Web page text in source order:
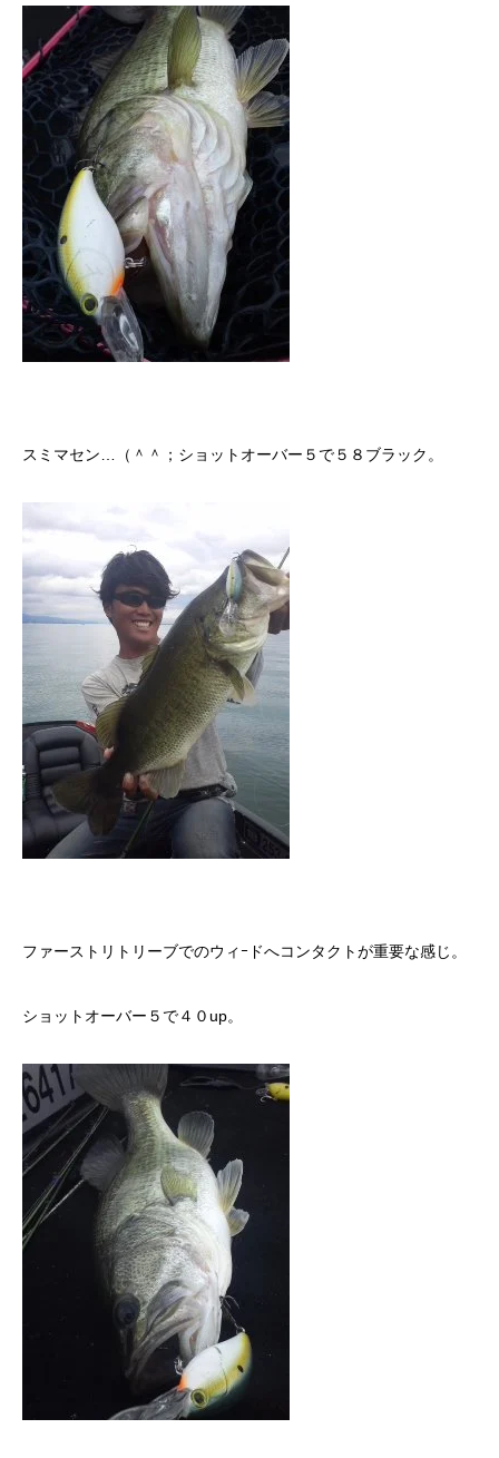
スミマセン…（＾＾；ショットオーバー５で５８ブラック。
ファーストリトリーブでのウィｰドへコンタクトが重要な感じ。
ショットオーバー５で４０up。